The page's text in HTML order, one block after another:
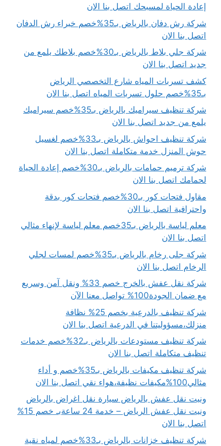
إعادة الحياة لمسبحك اتصل بنا الان
شركة رش دفان بالرياض بـ35%خصم خبراء رش الدفان
اتصل بنا الان
شركة جلي بلاط بالرياض بـ30%خصم بلاطك يلمع من
جديد اتصل بنا الان
كشف تسربات المياه شارع التخصصي الرياض
بـ35%خصم حلول تسربات المياه اتصل بنا الان
شركة تنظيف سيراميك بالرياض بـ35%خصم سيراميك
يلمع من جديد اتصل بنا الان
شركة تنظيف احواش بالرياض بـ33%خصم لغسيل
حوش المنزل خدمة متكاملة اتصل بنا الان
شركة ترميم حمامات بالرياض بـ30%خصم إعادة الحياة
لحمامك اتصل بنا الان
مقاول فتحات كور بـ30%خصم فتحات كور بدقة
واحترافية اتصل بنا الان
معلم لياسة بالرياض بـ35خصم معلم لياسة لإنهاء مثالي
اتصل بنا الان
شركة جلى رخام بالرياض بـ35%خصم لمسات لجلي
الرخام اتصل بنا الان
شركة نقل عفش بالخرج خصم 33% ونقل آمن وسريع
مع ضمان الجودة100% تواصل معنا الآن
شركة تنظيف بالدرعية بخصم 25% نظافة
منزلك،مسؤوليتنا في الدرعية اتصل بنا الان
شركة تنظيف مستودعات بالرياض بـ32%خصم خدمات
تنظيف متكاملة اتصل بنا الان
شركة تنظيف مكيفات بالرياض بـ35%خصم و أداء
مثالي100%مكيفات نظيفة،هواء نقي اتصل بنا الان
ونيت نقل عفش بالرياض سيارة نقل اغراض بالرياض
ونيت نقل عفش الرياض – خدمة 24 ساعةبـ خصم 15%
اتصل بنا الان
شركة تنظيف خزانات بالرياض بـ33%خصم لمياه نقية